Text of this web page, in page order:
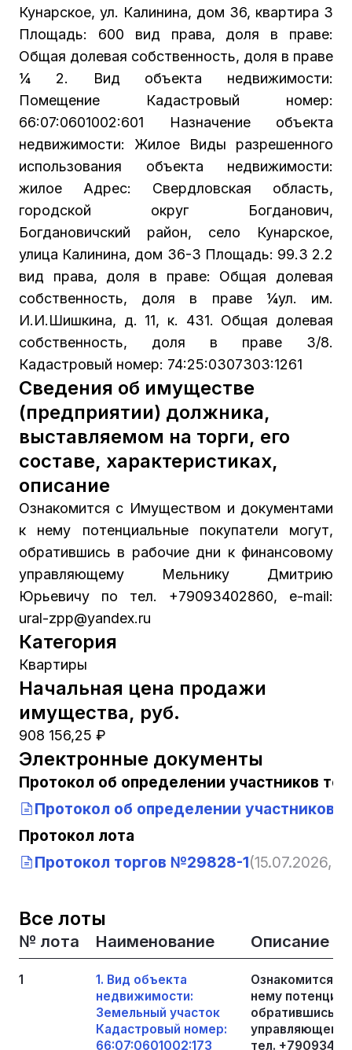
Кунарское, ул. Калинина, дом 36, квартира 3
Площадь: 600 вид права, доля в праве:
Общая долевая собственность, доля в праве
¼ 2. Вид объекта недвижимости:
Помещение Кадастровый номер:
66:07:0601002:601 Назначение объекта
недвижимости: Жилое Виды разрешенного
использования объекта недвижимости:
жилое Адрес: Свердловская область,
городской округ Богданович,
Богдановичский район, село Кунарское,
улица Калинина, дом 36-3 Площадь: 99.3 2.2
вид права, доля в праве: Общая долевая
собственность, доля в праве ¼ул. им.
И.И.Шишкина, д. 11, к. 431. Общая долевая
собственность, доля в праве 3/8.
Кадастровый номер: 74:25:0307303:1261
Сведения об имуществе
(предприятии) должника,
выставляемом на торги, его
составе, характеристиках,
описание
Ознакомится с Имуществом и документами
к нему потенциальные покупатели могут,
обратившись в рабочие дни к финансовому
управляющему Мельнику Дмитрию
Юрьевичу по тел. +79093402860, e-mail:
ural-zpp@yandex.ru
Категория
Квартиры
Начальная цена продажи
имущества, руб.
908 156,25 ₽
Электронные документы
Протокол об определении участников
Протокол об определении участников
Протокол лота
Протокол торгов №29828-1(15.07.2026,
Все лоты
№ лота Наименование Описание
1
1. Вид объекта
недвижимости:
Земельный участок
Кадастровый номер:
66:07:0601002:173
Ознакомится с
нему
обратившись в
управляющему
тел.